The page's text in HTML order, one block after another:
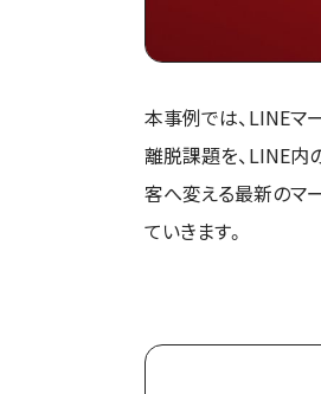
本事例では、LINEマ
離脱課題を、LINE内
客へ変える最新のマ
ていきます。